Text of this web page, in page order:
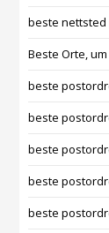
beste
Beste Orte,
beste
beste
beste
beste
beste